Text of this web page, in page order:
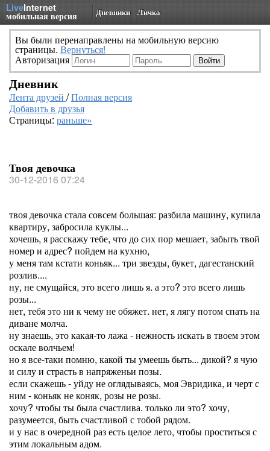
LiveInternet
мобильная версия Дневники Личка
Вы были перенаправлены на мобильную версию
страницы. Вернуться!
Авторизация
Дневник
Лента друзей /Полная версия
Добавить в друзья
Страницы: раньше»
Твоя девочка
30-12-2016 07:24
твоя девочка стала совсем большая: разбила машину, купила
квартиру, забросила куклы...
хочешь, я расскажу тебе, что до сих пор мешает, забыть твой
номер и адрес? пойдем на кухню,
у меня там кстати коньяк... три звезды, букет, дагестанский
розлив....
ну, не смущайся, это всего лишь я. а это? это всего лишь
розы...
нет, тебя это ни к чему не обяжет. нет, я лягу потом спать на
диване молча.
ну знаешь, это какая-то лажа - нежность искать в твоем этом
оскале волчьем!
но я все-таки помню, какой ты умеешь быть... дикой? я чую
и силу и страсть в напряженьи позы.
если скажешь - уйду не оглядываясь, моя Эвридика, и черт с
ним - коньяк не коняк, розы не розы.
хочу? чтобы ты была счастлива. только ли это? хочу,
разумеется, быть счастливой с тобой рядом.
и у нас в очередной раз есть целое лето, чтобы проститься с
этим локальным адом.